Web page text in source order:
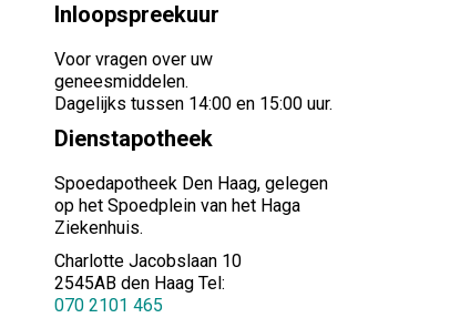
Inloopspreekuur
Voor vragen over uw
geneesmiddelen.
Dagelijks tussen 14:00 en 15:00 uur.
Dienstapotheek
Spoedapotheek Den Haag, gelegen
op het Spoedplein van het Haga
Ziekenhuis.
Charlotte Jacobslaan 10
2545AB den Haag Tel:
070 2101 465